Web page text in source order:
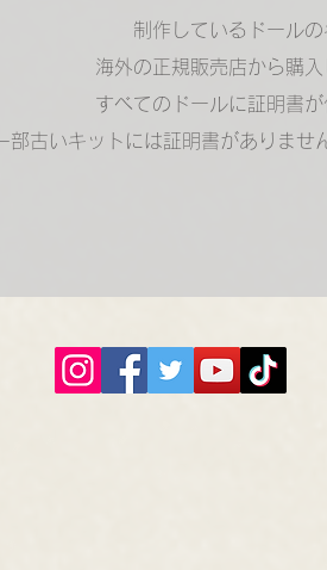
制作しているドール
海外の正規販売店から購入
すべてのドールに証明書が
部古いキットには証明書がありませ